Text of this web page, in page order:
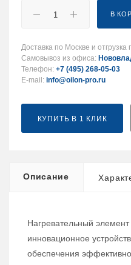
В
Доставка по Москве и
Самовывоз из офиса:
Телефон: +7 (495) 268-05-03
E-mail: info@oilon-pro.ru
КУПИТЬ В 1 КЛИК
Описание
Нагревательный
инновационное
обеспечения